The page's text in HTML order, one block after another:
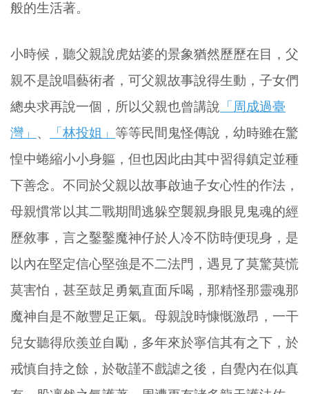
般的生活著。
小時候，聽父親說虎姑婆的景象猶然歷歷在目，父
親不是說唱藝術者，可父親故事說得生動，子女們
總央求再說一個，所以父親也曾講說 「周成過臺
灣」 、 「林投姐」 等等民間鬼怪傳說，幼時雖在驚
惶中蜷縮小小身軀，但也因此由其中習得鎮定並種
下善念。不同於父親以故事啟迪子女心性的作法，
母親慣常以其二戰期間逃躲空襲親身眼見鬼魂的經
歷敘事，言之鑿鑿魔神仔於人冷不防時便現身，是
以內在堅定信心堅強是不二法門，遇見了莫驚莫慌
莫害怕，甚至鼓足勇氣直面斥喝，那精怪那靈魂那
魔神自是不敵豐足正氣。母親說時慷慨激昂，一干
兒女聽得欣羨並自勵，多年來於寧信其有之下，於
戒慎自持之餘，於敬謹不戲謔之後，自覺內在似真